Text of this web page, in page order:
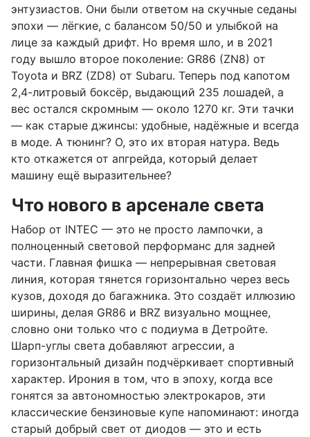
энтузиастов. Они были ответом на скучные седаны
эпохи — лёгкие, с балансом 50/50 и улыбкой на
лице за каждый дрифт. Но время шло, и в 2021
году вышло второе поколение: GR86 (ZN8) от
Toyota и BRZ (ZD8) от Subaru. Теперь под капотом
2,4-литровый боксёр, выдающий 235 лошадей, а
вес остался скромным — около 1270 кг. Эти тачки
— как старые джинсы: удобные, надёжные и всегда
в моде. А тюнинг? О, это их вторая натура. Ведь
кто откажется от апгрейда, который делает
машину ещё выразительнее?
Что нового в арсенале света
Набор от INTEC — это не просто лампочки, а
полноценный световой перформанс для задней
части. Главная фишка — непрерывная световая
линия, которая тянется горизонтально через весь
кузов, доходя до багажника. Это создаёт иллюзию
ширины, делая GR86 и BRZ визуально мощнее,
словно они только что с подиума в Детройте.
Шарп-углы света добавляют агрессии, а
горизонтальный дизайн подчёркивает спортивный
характер. Ирония в том, что в эпоху, когда все
гонятся за автономностью электрокаров, эти
классические бензиновые купе напоминают: иногда
старый добрый свет от диодов — это и есть